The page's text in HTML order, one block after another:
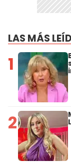
LAS MÁS
1
2